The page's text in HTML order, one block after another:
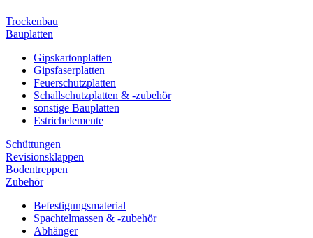
Trockenbau
Bauplatten
Gipskartonplatten
Gipsfaserplatten
Feuerschutzplatten
Schallschutzplatten & -zubehör
sonstige Bauplatten
Estrichelemente
Schüttungen
Revisionsklappen
Bodentreppen
Zubehör
Befestigungsmaterial
Spachtelmassen & -zubehör
Abhänger